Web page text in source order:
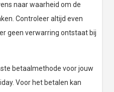
naar waarheid om de
Controleer altijd even
geen verwarring ontstaat bij
betaalmethode voor jouw
Voor het betalen kan